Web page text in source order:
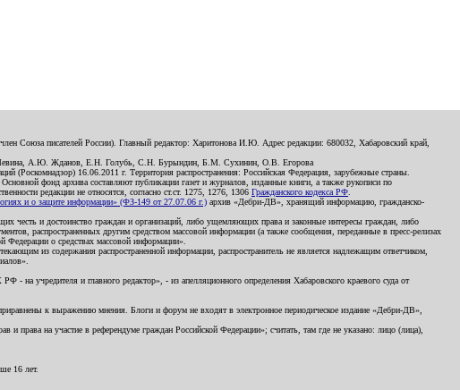
Союза писателей России). Главный редактор: Харитонова И.Ю. Адрес редакции: 680032, Хабаровский край,
Левина, А.Ю. Жданов, Е.Н. Голубь, С.Н. Бурындин, Б.М. Сухинин, О.В. Егорова
(Роскомнадзор) 16.06.2011 г. Территория распространения: Российская Федерация, зарубежные страны.
Основной фонд архива составляют публикации газет и журналов, изданные книги, а также рукописи по
редакции не относятся, согласно ст.ст. 1275, 1276, 1306 Гражданского кодекса РФ
и о защите информации» (ФЗ-149 от 27.07.06 г.) архив «Дебри-ДВ», хранящий информацию, гражданско-
честь и достоинство граждан и организаций, либо ущемляющих права и законные интересы граждан, либо
распространенных другим средством массовой информации (а также сообщения, переданные в пресс-релизах
Федерации о средствах массовой информации».
из содержания распространенной информации, распространитель не является надлежащим ответчиком,
учредителя и главного редактор», - из апелляционного определения Хабаровского краевого суда от
к выражению мнения. Блоги и форум не входят в электронное периодическое издание «Дебри-ДВ»,
на участие в референдуме граждан Российской Федерации»; считать, там где не указано: лицо (лица),
16 лет.